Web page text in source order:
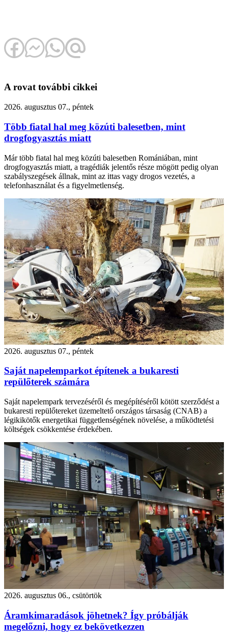
A rovat további cikkei
2026. augusztus 07., péntek
Több fiatal hal meg közúti balesetben, mint
drogfogyasztás miatt
Már több fiatal hal meg közúti balesetben Romániában, mint
drogfogyasztás miatt, a tragédiák jelentős része mögött pedig olyan
szabályszegések állnak, mint az ittas vagy drogos vezetés, a
telefonhasználat és a figyelmetlenség.
2026. augusztus 07., péntek
Saját napelemparkot építenek a bukaresti
repülőterek számára
Saját napelempark tervezéséről és megépítéséről kötött szerződést a
bukaresti repülőtereket üzemeltető országos társaság (CNAB) a
légikikötők energetikai függetlenségének növelése, a működtetési
költségek csökkentése érdekében.
2026. augusztus 06., csütörtök
Áramkimaradások jöhetnek? Így próbálják
megelőzni, hogy ez bekövetkezzen